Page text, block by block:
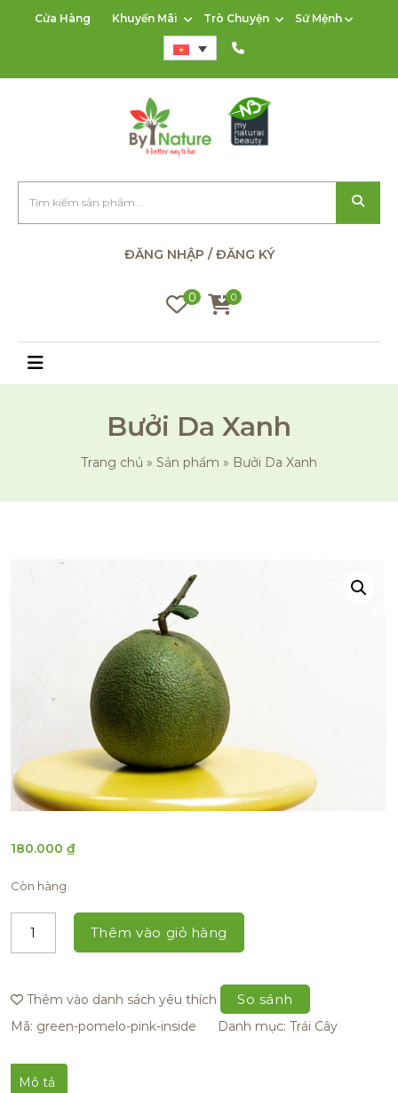
Cửa Hàng Khuyến Mãi Trò Chuyện Sứ Mệnh
ĐĂNG NHẬP / ĐĂNG KÝ
0 0
Bưởi Da Xanh
Trang chủ » Sản phẩm » Bưởi Da Xanh
180.000 ₫
Còn hàng
Thêm vào giỏ hàng
Thêm vào danh sách yêu thích So sánh
Mã: green-pomelo-pink-inside Danh mục: Trái Cây
Mô tả